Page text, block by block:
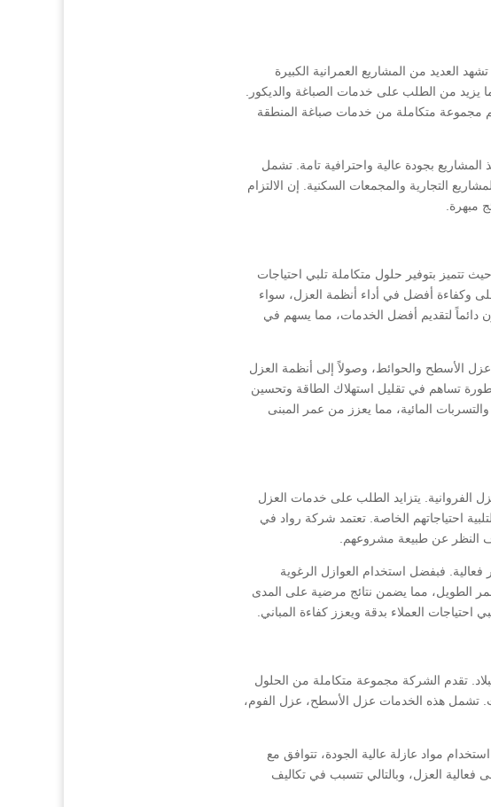
العديد من المشاريع العمرانية الكبيرة
يزيد من الطلب على خدمات الصباغة والديكور.
مجموعة متكاملة من خدمات صباغة المنطقة
بجودة عالية واحترافية تامة. تشمل
التجارية والمجمعات السكنية. إن الالتزام
مبهرة.
بتوفير حلول متكاملة تلبي احتياجات
وكفاءة أفضل في أداء أنظمة العزل، سواء
دائماً لتقديم أفضل الخدمات، مما يسهم في
الأسطح والحوائط، وصولاً إلى أنظمة العزل
تساهم في تقليل استهلاك الطاقة وتحسين
المائية، مما يعزز من عمر المبنى
الفروانية. يتزايد الطلب على خدمات العزل
احتياجاتهم الخاصة. تعتمد شركة رواد في
النظر عن طبيعة مشروعهم.
فبفضل استخدام العوازل الرغوية
الطويل، مما يضمن نتائج مرضية على المدى
العملاء بدقة ويعزز كفاءة المباني.
تقدم الشركة مجموعة متكاملة من الحلول
تشمل هذه الخدمات عزل الأسطح، عزل الفوم،
مواد عازلة عالية الجودة، تتوافق مع
فعالية العزل، وبالتالي تتسبب في تكاليف